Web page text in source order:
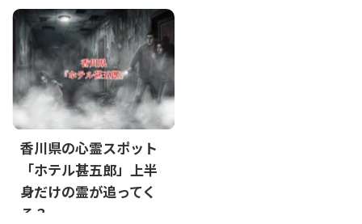
香川県の心霊スポット
「ホテル甚五郎」上半
身だけの霊が追ってく
る？